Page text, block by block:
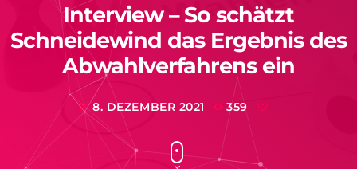
Interview – So schätzt
Schneidewind das Ergebnis des
Abwahlverfahrens ein
today 8. DEZEMBER 2021 359